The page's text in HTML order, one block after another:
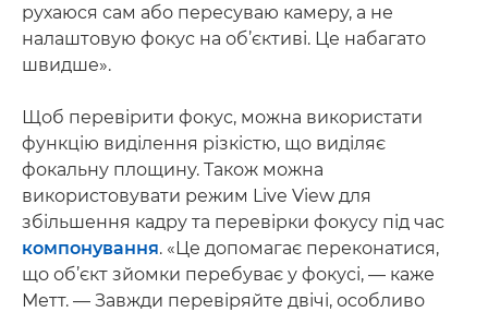
рухаюся сам або пересуваю камеру, а не
налаштовую фокус на об’єктиві. Це набагато
швидше».
Щоб перевірити фокус, можна використати
функцію виділення різкістю, що виділяє
фокальну площину. Також можна
використовувати режим Live View для
збільшення кадру та перевірки фокусу під час
компонування. «Це допомагає переконатися,
що об’єкт зйомки перебуває у фокусі, — каже
Метт. — Завжди перевіряйте двічі, особливо